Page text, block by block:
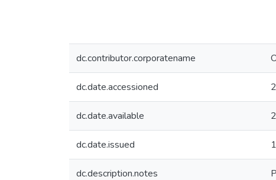
dc.contributor.corporatename
dc.date.accessioned
dc.date.available
dc.date.issued
dc.description.notes